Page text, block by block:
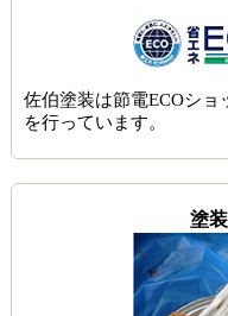
佐伯塗装は節電ECOシ
を行っています。
塗